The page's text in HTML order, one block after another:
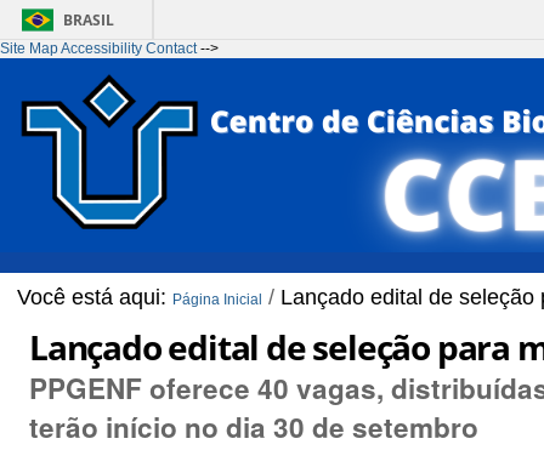
BRASIL
Ir para o conteúdo
Site MapAccessibility Contact-->
Você está aqui: Página Inicial / Lançado edital de
Lançado edital de seleção para
PPGENF oferece 40 vagas,
terão início no dia 30 de setembro